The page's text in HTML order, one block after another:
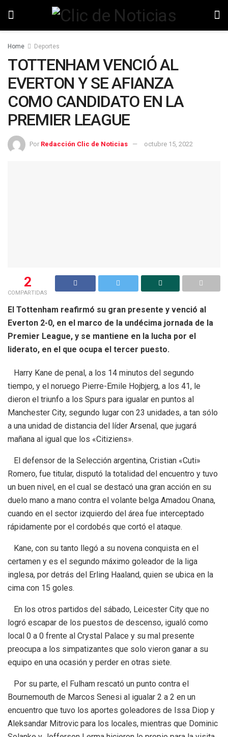
Home Deportes
TOTTENHAM VENCIÓ AL
EVERTON Y SE AFIANZA
COMO CANDIDATO EN LA
PREMIER LEAGUE
Por Redacción Clic de Noticias octubre 15, 2022
2
COMPARTIDAS
El Tottenham reafirmó su gran presente y venció al
Everton 2-0, en el marco de la undécima jornada de la
Premier League, y se mantiene en la lucha por el
liderato, en el que ocupa el tercer puesto.
Harry Kane de penal, a los 14 minutos del segundo
tiempo, y el noruego Pierre-Emile Hojbjerg, a los 41, le
dieron el triunfo a los Spurs para igualar en puntos al
Manchester City, segundo lugar con 23 unidades, a tan sólo
a una unidad de distancia del líder Arsenal, que jugará
mañana al igual que los «Citiziens».
El defensor de la Selección argentina, Cristian «Cuti»
Romero, fue titular, disputó la totalidad del encuentro y tuvo
un buen nivel, en el cual se destacó una gran acción en su
duelo mano a mano contra el volante belga Amadou Onana,
cuando en el sector izquierdo del área fue interceptado
rápidamente por el cordobés que cortó el ataque.
Kane, con su tanto llegó a su novena conquista en el
certamen y es el segundo máximo goleador de la liga
inglesa, por detrás del Erling Haaland, quien se ubica en la
cima con 15 goles.
En los otros partidos del sábado, Leicester City que no
logró escapar de los puestos de descenso, igualó como
local 0 a 0 frente al Crystal Palace y su mal presente
preocupa a los simpatizantes que solo vieron ganar a su
equipo en una ocasión y perder en otras siete.
Por su parte, el Fulham rescató un punto contra el
Bournemouth de Marcos Senesi al igualar 2 a 2 en un
encuentro que tuvo los aportes goleadores de Issa Diop y
Aleksandar Mitrovic para los locales, mientras que Dominic